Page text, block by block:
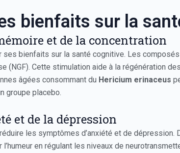
bienfaits sur la
et de la concentration
ses bienfaits sur la santé cognitive. Les
(NGF). Cette stimulation aide à la régénération
âgées consommant du Hericium erinaceus
groupe placebo.
et de la dépression
les symptômes d’anxiété et de dépression.
en régulant les niveaux de